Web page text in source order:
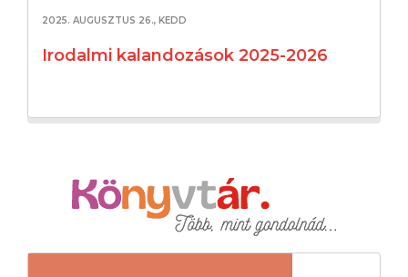
2025. AUGUSZTUS 26., KEDD
Irodalmi kalandozások 2025-2026